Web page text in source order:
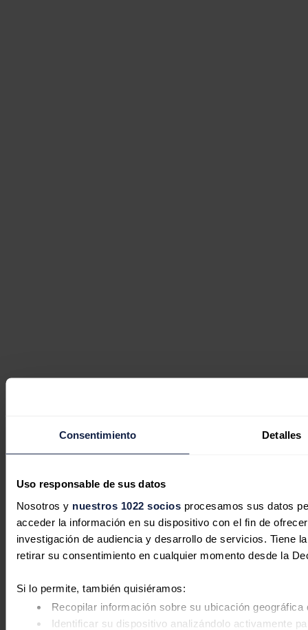
Consentimiento Detalles
Uso responsable de sus datos
Nosotros y nuestros 1022 sociosprocesamos sus datos
acceder la información en su dispositivo con el fin de
investigación de audiencia y desarrollo de servicios. Tiene
retirar su consentimiento en cualquier momento desde la
Si lo permite, también quisiéramos:
Recopilar información sobre su ubicación
Identificar su dispositivo analizándolo activamente